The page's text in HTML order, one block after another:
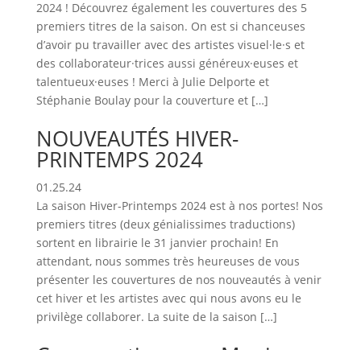
2024 ! Découvrez également les couvertures des 5
premiers titres de la saison. On est si chanceuses
d’avoir pu travailler avec des artistes visuel·le·s et
des collaborateur·trices aussi généreux·euses et
talentueux·euses ! Merci à Julie Delporte et
Stéphanie Boulay pour la couverture et […]
NOUVEAUTÉS HIVER-
PRINTEMPS 2024
01.25.24
La saison Hiver-Printemps 2024 est à nos portes! Nos
premiers titres (deux génialissimes traductions)
sortent en librairie le 31 janvier prochain! En
attendant, nous sommes très heureuses de vous
présenter les couvertures de nos nouveautés à venir
cet hiver et les artistes avec qui nous avons eu le
privilège collaborer. La suite de la saison […]